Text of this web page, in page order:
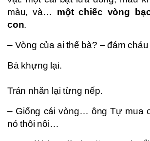
màu, và… một chiếc vòng
con.
– Vòng của ai thế bà? – đám cháu
Bà khựng lại.
Trán nhăn lại từng nếp.
– Giống cái vòng… ông Tự mua
nó thôi nôi…